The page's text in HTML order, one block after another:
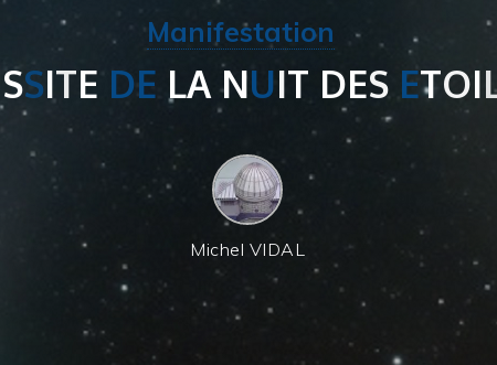
Manifestation
SSITE DE LA NUIT DES ETOI
Michel VIDAL